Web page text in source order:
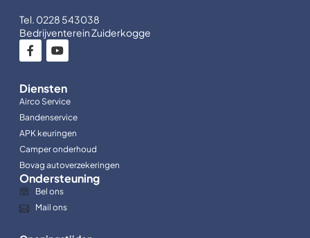
Tel. 0228 543038
Bedrijventerein Zuiderkogge
Diensten
Airco Service
Bandenservice
APK keuringen
Camper onderhoud
Bovag autoverzekeringen
Ondersteuning
Bel ons
Mail ons